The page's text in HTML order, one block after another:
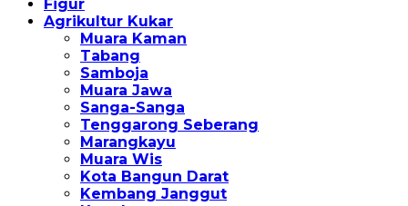
Figur
Agrikultur Kukar
Muara Kaman
Tabang
Samboja
Muara Jawa
Sanga-Sanga
Tenggarong Seberang
Marangkayu
Muara Wis
Kota Bangun Darat
Kembang Janggut